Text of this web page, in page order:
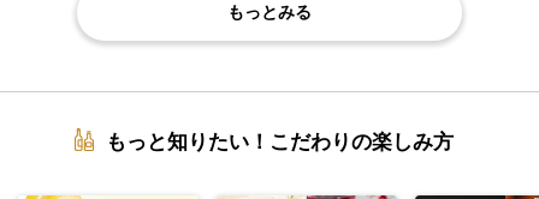
もっとみる
もっと知りたい！こだわりの楽しみ方